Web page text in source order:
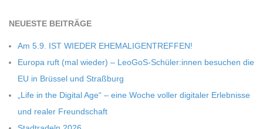
T
-
S
NEU­ESTE BEITRÄGE
Am 5.9. IST WIEDER EHEMALIGENTREFFEN!
Europa ruft (mal wie­der) – LeoGoS-Schüler:innen besu­chen die
EU in Brüs­sel und Straßburg
„Life in the Digi­tal Age“ – eine Woche vol­ler digi­ta­ler Erleb­nisse
und rea­ler Freundschaft